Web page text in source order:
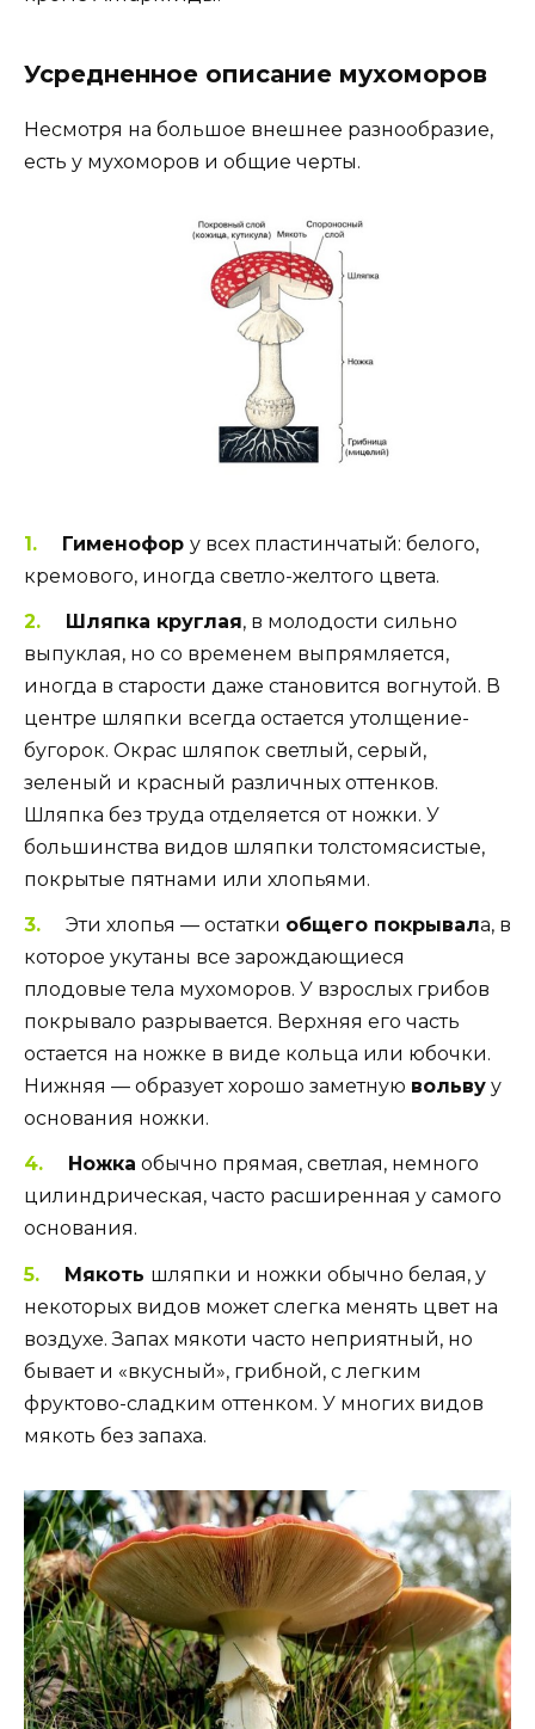
Усредненное описание мухоморов
Несмотря на большое внешнее разнообразие,
есть у мухоморов и общие черты.
Гименофор у всех пластинчатый: белого,
кремового, иногда светло-желтого цвета.
Шляпка круглая, в молодости сильно
выпуклая, но со временем выпрямляется,
иногда в старости даже становится вогнутой. В
центре шляпки всегда остается утолщение-
бугорок. Окрас шляпок светлый, серый,
зеленый и красный различных оттенков.
Шляпка без труда отделяется от ножки. У
большинства видов шляпки толстомясистые,
покрытые пятнами или хлопьями.
Эти хлопья — остатки общего покрывала, в
которое укутаны все зарождающиеся
плодовые тела мухоморов. У взрослых грибов
покрывало разрывается. Верхняя его часть
остается на ножке в виде кольца или юбочки.
Нижняя — образует хорошо заметную вольву у
основания ножки.
Ножка обычно прямая, светлая, немного
цилиндрическая, часто расширенная у самого
основания.
Мякоть шляпки и ножки обычно белая, у
некоторых видов может слегка менять цвет на
воздухе. Запах мякоти часто неприятный, но
бывает и «вкусный», грибной, с легким
фруктово-сладким оттенком. У многих видов
мякоть без запаха.